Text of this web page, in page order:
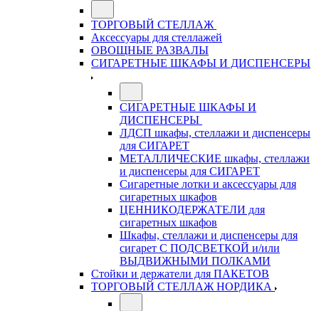
ТОРГОВЫЙ СТЕЛЛАЖ
Аксессуары для стеллажей
ОВОЩНЫЕ РАЗВАЛЫ
СИГАРЕТНЫЕ ШКАФЫ И ДИСПЕНСЕРЫ
СИГАРЕТНЫЕ ШКАФЫ И
ДИСПЕНСЕРЫ
ЛДСП шкафы, стеллажи и диспенсеры
для СИГАРЕТ
МЕТАЛЛИЧЕСКИЕ шкафы, стеллажи
и диспенсеры для СИГАРЕТ
Сигаретные лотки и аксессуары для
сигаретных шкафов
ЦЕННИКОДЕРЖАТЕЛИ для
сигаретных шкафов
Шкафы, стеллажи и диспенсеры для
сигарет С ПОДСВЕТКОЙ и/или
ВЫДВИЖНЫМИ ПОЛКАМИ
Стойки и держатели для ПАКЕТОВ
ТОРГОВЫЙ СТЕЛЛАЖ НОРДИКА